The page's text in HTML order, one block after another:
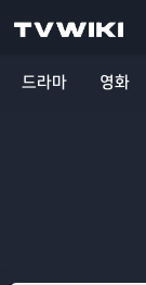
드라마 영화